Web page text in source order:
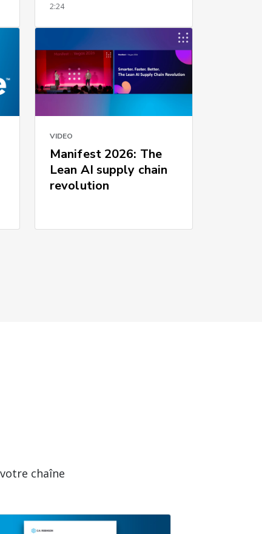
2:24
VIDEO
Manifest 2026: The
Lean AI supply chain
revolution
chaîne